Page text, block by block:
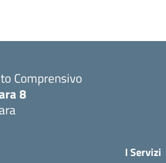
Comprensivo
8
I Servizi